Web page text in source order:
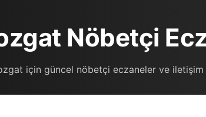
Nöbetçi
için güncel nöbetçi eczaneler ve